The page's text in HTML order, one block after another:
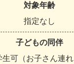
対象年齢
指定なし
子どもの同伴
可（お子さん連